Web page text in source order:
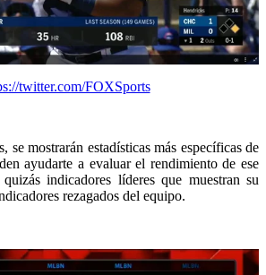
twitter.com/FOXSports
se mostrarán estadísticas más específicas de
ayudarte a evaluar el rendimiento de ese
indicadores líderes que muestran su
rezagados del equipo.